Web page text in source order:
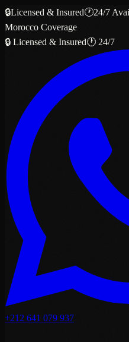
🔒Licensed & Insured🕐24/7
Morocco Coverage
🔒 Licensed & Insured🕐 24/7
+212 641 079 937